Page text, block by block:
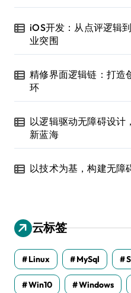
iOS开发：从点评逻辑
业突围
精修界面逻辑链：打造
环
以逻辑驱动无障碍设计
新蓝海
以技术为基，构建无障
云标签
Linux MySql
Win10 Windows